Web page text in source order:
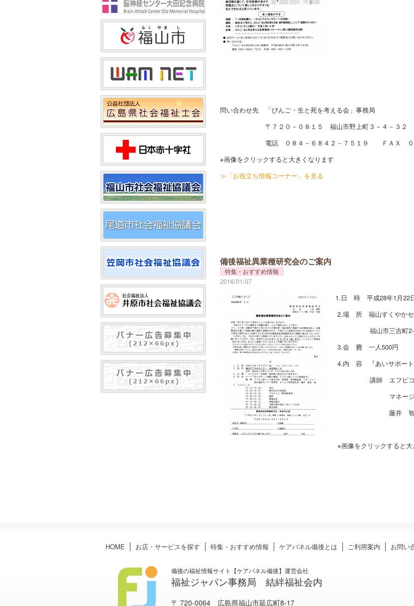
問い合わせ先 「びんご・生と死を考える会」事務局
〒７２０－０８１５ 福山市野上町３－４－３２
電話 ０８４－６８４２－７５１９ ＦＡＸ ０８４
※画像をクリックすると大きくなります
≫「お役立ち情報コーナー」を見る
備後福祉異業種研究会のご案内
特集・おすすめ情報
2016/01/07
1.日 時 平成28年1月22
2.場 所 福山すくやか
福山市三吉町2-11-
3.会 費 一人500円
4.内 容 『あいサポート
講師 エフピコ愛パ
マネージャー 福山
藤井 智
※画像をクリックすると
HOME お店・サービスを探す 特集・おすすめ情報 ケアパネル備後とは ご利用案内 お問い
備後の福祉情報サイト【ケアパネル備後】運営会社
福祉ジャパン事務局 結絆福祉会内
〒 720-0064 広島県福山市延広町8-17